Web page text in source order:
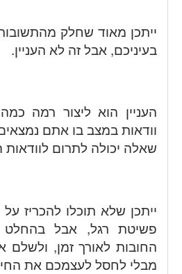
ייתכן מאוד שחלק
בעיניכם, אבל זה לא העניין.
העניין הוא ליצור רמה
וודאות במצב בו אתם
שאלה יכולה לתרום
ייתכן שלא תוכלו להכריז
פשיטת רגל, אבל בהחלט
החובות לאורך זמן, ולשלם
מבלי לחסל לעצמכם את